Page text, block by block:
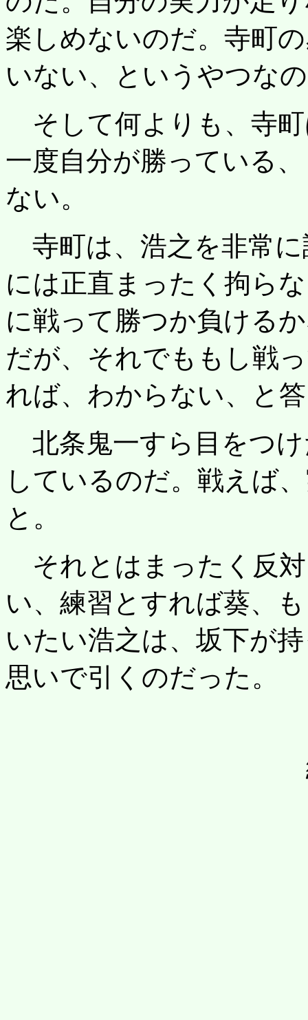
楽しめないのだ。寺町
いない、というやつな
そして何よりも、寺
一度自分が勝っている
ない。
寺町は、浩之を非常
には正直まったく拘ら
に戦って勝つか負ける
だが、それでももし戦
れば、わからない、と
北条鬼一すら目をつ
しているのだ。戦えば
と。
それとはまったく反
い、練習とすれば葵、
いたい浩之は、坂下が
思いで引くのだった。